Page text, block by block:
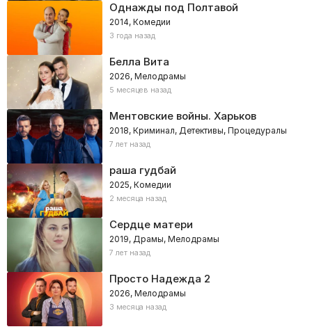
Однажды под Полтавой
2014, Комедии
3 года назад
Белла Вита
2026, Мелодрамы
5 месяцев назад
Ментовские войны. Харьков
2018, Криминал, Детективы, Процедуралы
7 лет назад
раша гудбай
2025, Комедии
2 месяца назад
Сердце матери
2019, Драмы, Мелодрамы
7 лет назад
Просто Надежда 2
2026, Мелодрамы
3 месяца назад